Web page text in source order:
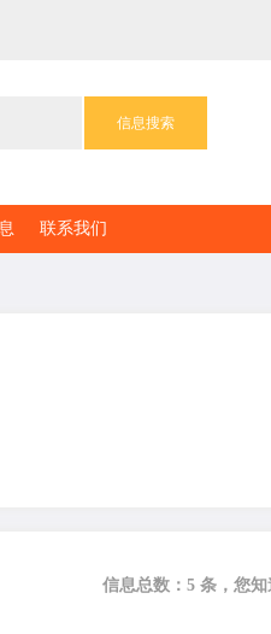
信息搜索
联系我们
信息总数：5 条，您